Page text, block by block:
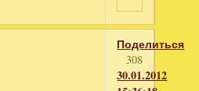
Поделиться
308
30.01.2012